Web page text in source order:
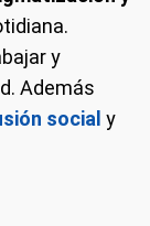
y
Además
social y